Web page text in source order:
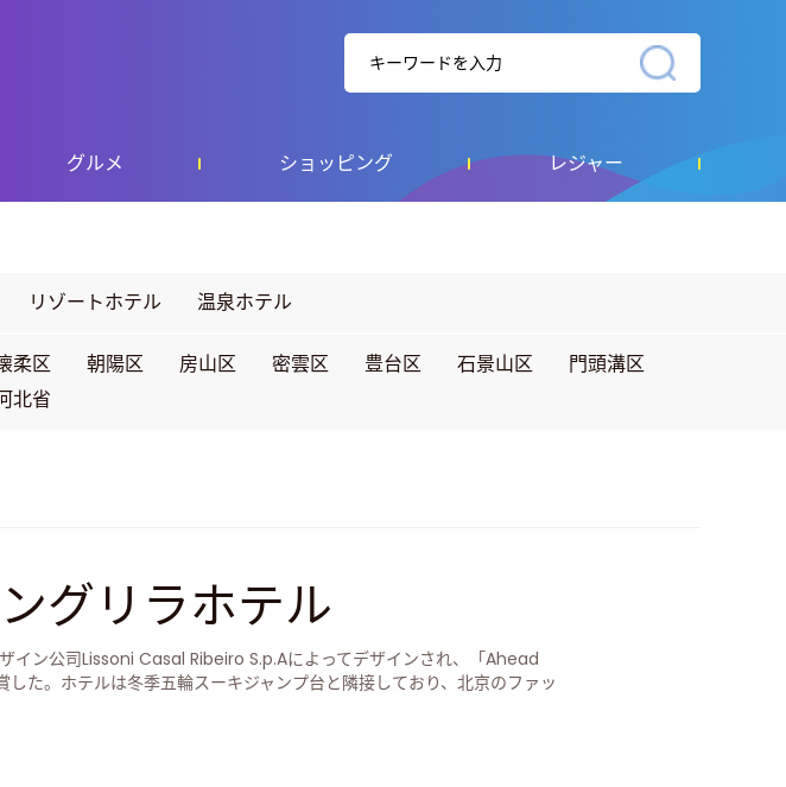
グルメ ショッピング レジャー
リゾートホテル 温泉ホテル
柔区 朝陽区 房山区 密雲区 豊台区 石景山区
門頭溝区
北省
グリラホテル
イン公司Lissoni Casal Ribeiro S.p.Aによってデザインされ、「Ahead
た。ホテルは冬季五輪スーキジャンプ台と隣接しており、北京のファッ